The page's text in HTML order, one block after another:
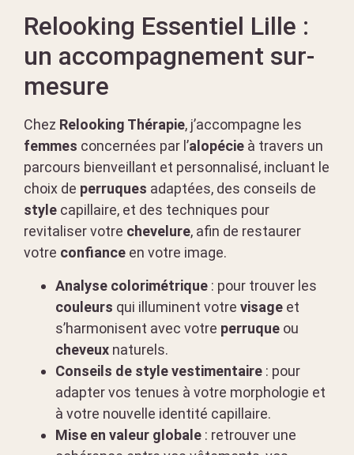
Relooking Essentiel Lille :
un accompagnement sur-
mesure
Chez Relooking Thérapie, j’accompagne les
femmes concernées par l’alopécie à travers un
parcours bienveillant et personnalisé, incluant le
choix de perruques adaptées, des conseils de
style capillaire, et des techniques pour
revitaliser votre chevelure, afin de restaurer
votre confiance en votre image.
Analyse colorimétrique : pour trouver les
couleurs qui illuminent votre visage et
s’harmonisent avec votre perruque ou
cheveux naturels.
Conseils de style vestimentaire : pour
adapter vos tenues à votre morphologie et
à votre nouvelle identité capillaire.
Mise en valeur globale : retrouver une